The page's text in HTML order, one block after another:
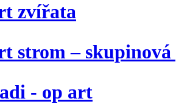
zvířata
strom – skupinová
- op art